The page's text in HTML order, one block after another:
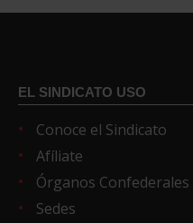
EL SINDICATO USO
Conoce el Sindicato
Afíliate
Órganos Confederales
Sedes